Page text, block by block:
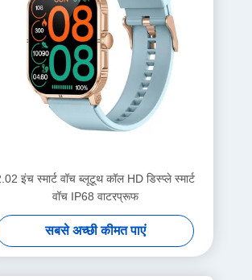
इंच स्मार्ट वॉच ब्लूटूथ कॉल HD डिस्प्ले स्मार्ट
वॉच IP68 वाटरप्रूफ
सबसे अच्छी कीमत पाएं